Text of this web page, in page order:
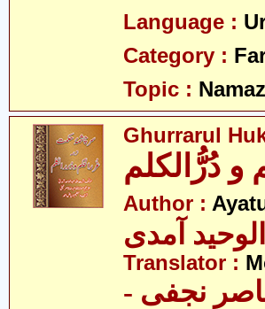
Language :
Category :
Topic : Namaz
Ghurrarul
و دُرُّالکلم
Author :
آمدی
Translator :
ناصر نجفی